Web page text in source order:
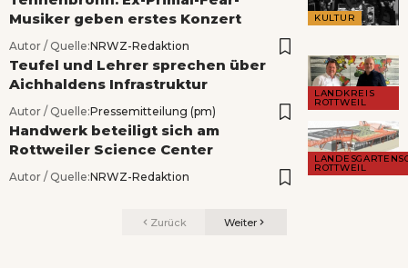
KULTUR
Musiker geben erstes Konzert
Autor / Quelle:NRWZ-Redaktion
LANDKREIS
ROTTWEIL
Teufel und Lehrer sprechen über
Aichhaldens Infrastruktur
Autor / Quelle:Pressemitteilung (pm)
ROTTWEIL
Handwerk beteiligt sich am
Rottweiler Science Center
Autor / Quelle:NRWZ-Redaktion
Zurück Weiter